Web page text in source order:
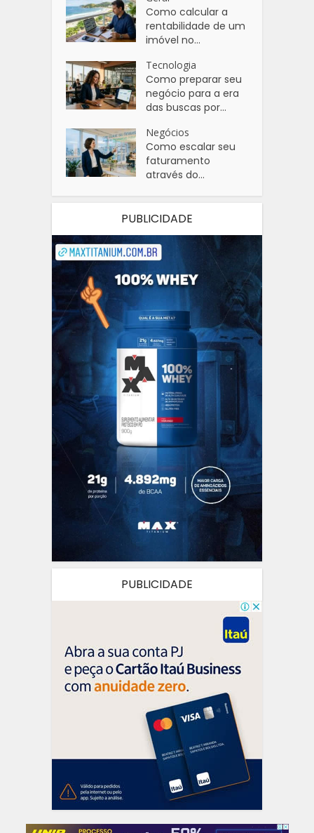
Como calcular a
rentabilidade de um
imóvel no...
Tecnologia
Como preparar seu
negócio para a era
das buscas por...
Negócios
Como escalar seu
faturamento
através do...
PUBLICIDADE
PUBLICIDADE